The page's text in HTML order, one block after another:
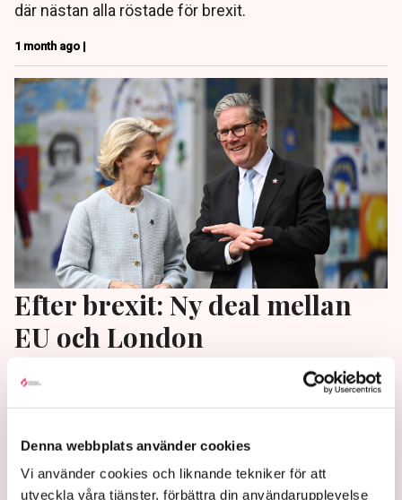
Denna webbplats använder cookies
Vi använder cookies och liknande tekniker för att
utveckla våra tjänster, förbättra din användarupplevelse
där nästan alla röstade för brexit.
1 month ago |
Efter brexit: Ny deal mellan
EU och London
Fiskare och ungdomar i EU väntas få lättare att